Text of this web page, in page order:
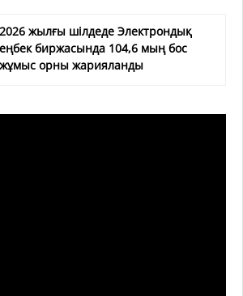
2026 жылғы шілдеде Электрондық
еңбек биржасында 104,6 мың бос
жұмыс орны жарияланды